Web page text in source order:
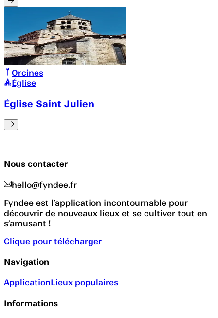
Orcines
Église
Église Saint Julien
Nous contacter
hello@fyndee.fr
Fyndee est l’application incontournable pour
découvrir de nouveaux lieux et se cultiver tout en
s’amusant !
Clique pour télécharger
Navigation
ApplicationLieux populaires
Informations